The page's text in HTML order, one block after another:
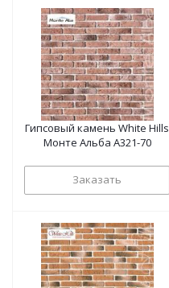
Гипсовый камень White Hills
Монте Альба А321-70
Заказать